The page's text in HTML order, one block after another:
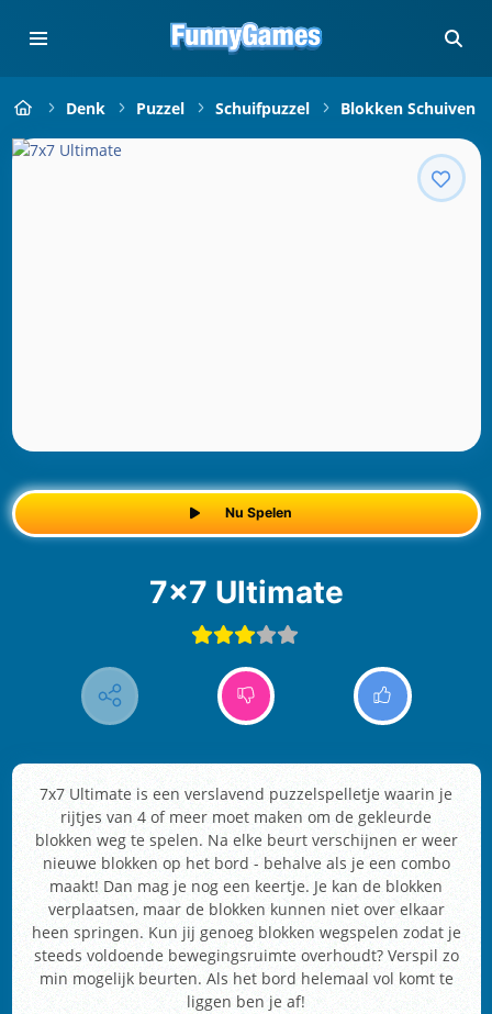
Denk Puzzel Schuifpuzzel Blokken Schuiven
Nu Spelen
7x7 Ultimate
7x7 Ultimate is een verslavend puzzelspelletje waarin je
rijtjes van 4 of meer moet maken om de gekleurde
blokken weg te spelen. Na elke beurt verschijnen er weer
nieuwe blokken op het bord - behalve als je een combo
maakt! Dan mag je nog een keertje. Je kan de blokken
verplaatsen, maar de blokken kunnen niet over elkaar
heen springen. Kun jij genoeg blokken wegspelen zodat je
steeds voldoende bewegingsruimte overhoudt? Verspil zo
min mogelijk beurten. Als het bord helemaal vol komt te
liggen ben je af!